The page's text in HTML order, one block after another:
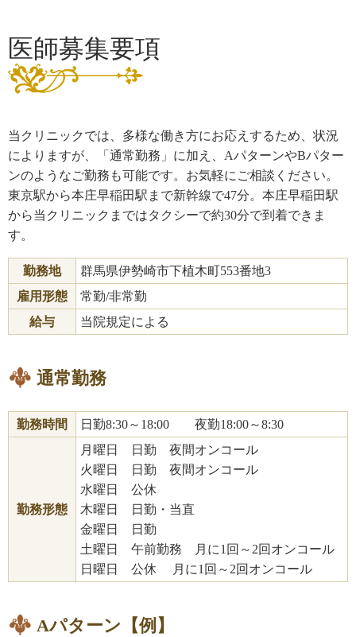
医師募集要項
当クリニックでは、多様な働き方にお応えするため、状況
によりますが、「通常勤務」に加え、AパターンやBパター
ンのようなご勤務も可能です。お気軽にご相談ください。
東京駅から本庄早稲田駅まで新幹線で47分。本庄早稲田駅
から当クリニックまではタクシーで約30分で到着できま
す。
勤務地
群馬県伊勢崎市下植木町553番地3
雇用形態
常勤/非常勤
給与
当院規定による
通常勤務
勤務時間 日勤8:30～18:00 夜勤18:00～8:30
勤務形態
月曜日 日勤 夜間オンコール
火曜日 日勤 夜間オンコール
水曜日 公休
木曜日 日勤・当直
金曜日 日勤
土曜日 午前勤務 月に1回～2回オンコール
日曜日 公休 月に1回～2回オンコール
Aパターン【例】